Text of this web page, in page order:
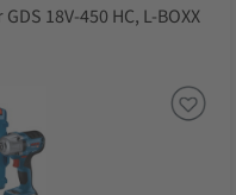
18V-450 HC, L-BOXX